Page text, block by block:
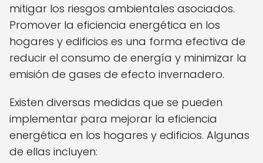
mitigar los riesgos ambientales asociados.
Promover la eficiencia energética en los
hogares y edificios es una forma efectiva de
reducir el consumo de energía y minimizar la
emisión de gases de efecto invernadero.
Existen diversas medidas que se pueden
implementar para mejorar la eficiencia
energética en los hogares y edificios. Algunas
de ellas incluyen: